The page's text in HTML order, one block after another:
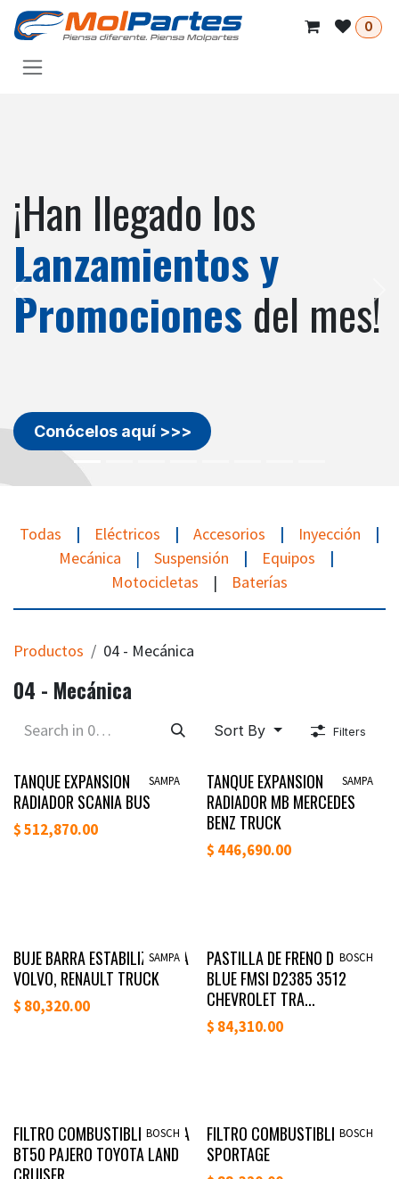
Skip to Content
0
¡Han llegado los
Lanzamientos y
Promociones del mes!
Conócelos aquí >>>
Anterior
Todas | Eléctricos | Accesorios | Inyección
|
Mecánica
| Suspensión | Equipos
|
Motocicletas | Baterías
Productos 04 - Mecánica
04 - Mecánica
Sort By Filters
Disponible
TANQUE EXPANSION
RADIADOR SCANIA BUS
$512,870.00
SAMPA Disponible
TANQUE EXPANSION
RADIADOR MB MERCEDES
BENZ TRUCK
$ 446,690.00
SAMPA
Disponible
BUJE BARRA ESTABILIZADORA
VOLVO, RENAULT TRUCK
$ 80,320.00
SAMPA Disponible
PASTILLA DE FRENO DEL NEW
BLUE FMSI D2385 3512
CHEVROLET TRA...
$ 84,310.00
BOSCH
Disponible
FILTRO COMBUSTIBLE MAZDA
BT50 PAJERO TOYOTA LAND
CRUISER
BOSCH Disponible
FILTRO COMBUSTIBLE KIA
SPORTAGE
BOSCH